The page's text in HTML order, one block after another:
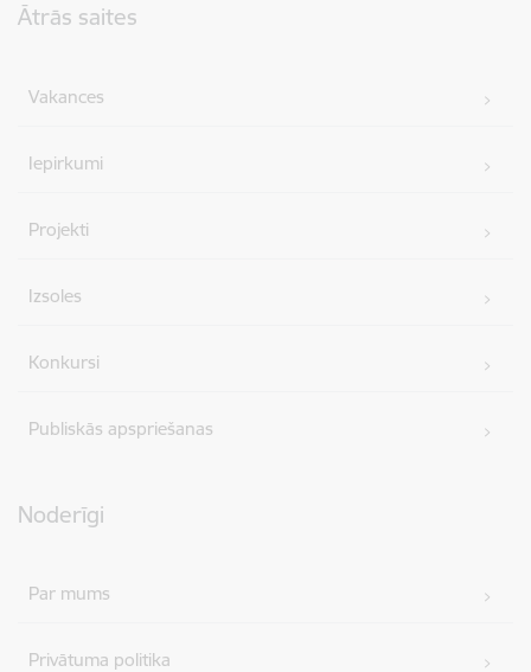
Ātrās saites
Vakances
Iepirkumi
Projekti
Izsoles
Konkursi
Publiskās apspriešanas
Noderīgi
Par mums
Privātuma politika